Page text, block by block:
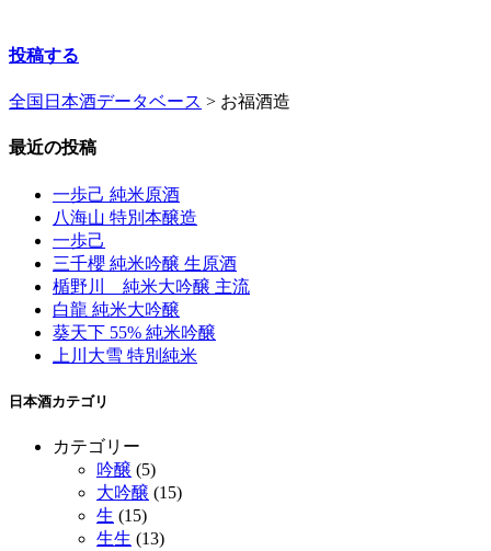
投稿する
全国日本酒データベース > お福酒造
最近の投稿
一歩己 純米原酒
八海山 特別本醸造
一歩己
三千櫻 純米吟醸 生原酒
楯野川 純米大吟醸 主流
白龍 純米大吟醸
葵天下 55% 純米吟醸
上川大雪 特別純米
日本酒カテゴリ
カテゴリー
吟醸 (5)
大吟醸 (15)
生 (15)
生生 (13)